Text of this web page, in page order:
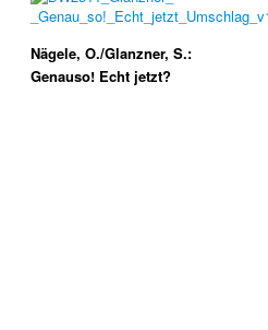
Nägele, O./Glanzner, S.:
Genauso! Echt jetzt?